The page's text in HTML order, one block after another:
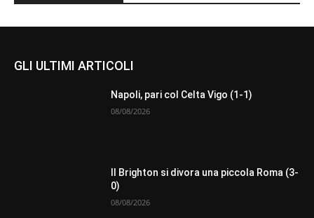
GLI ULTIMI ARTICOLI
Napoli, pari col Celta Vigo (1-1)
08/08/2026
Il Brighton si divora una piccola Roma (3-
0)
08/08/2026